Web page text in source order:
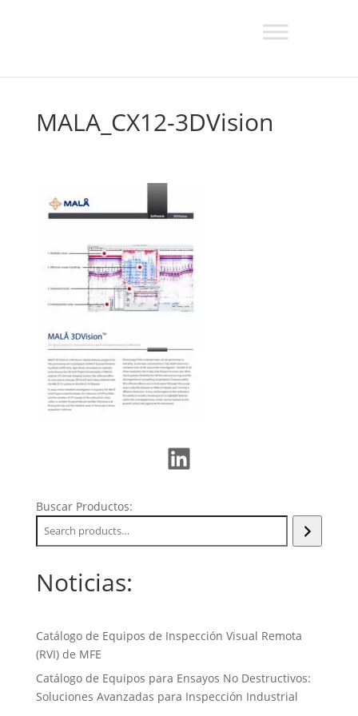
MALA_CX12-3DVision
LinkedIn
Buscar Productos:
Noticias:
Catálogo de Equipos de Inspección Visual Remota
(RVI) de MFE
Catálogo de Equipos para Ensayos No Destructivos:
Soluciones Avanzadas para Inspección Industrial